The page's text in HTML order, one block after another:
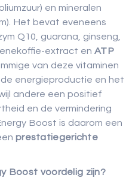
en mineralen
Het bevat eveneens
Q10, guarana, ginseng,
extract en ATP
van deze vitaminen
energieproductie en het
andere een positief
en de vermindering
Boost is daarom een
prestatiegerichte
Boost voordelig zijn?